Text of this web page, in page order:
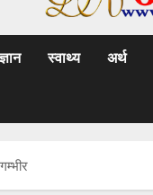
स्वाथ्य अर्थ